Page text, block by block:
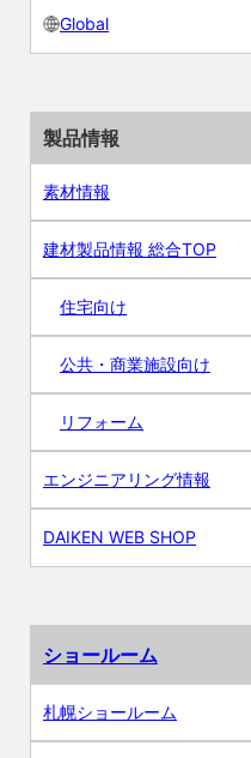
Global
製品情報
素材情報
建材製品情報 総合TOP
住宅向け
公共・商業施設向け
リフォーム
エンジニアリング情報
DAIKEN WEB SHOP
ショールーム
札幌ショールーム